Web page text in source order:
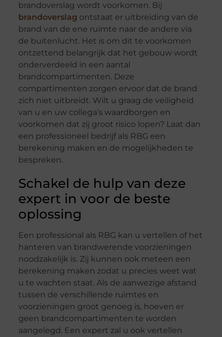
brandoverslag wordt voorkomen. Bij
brandoverslag ontstaat er uitbreiding van de
brand van de ene ruimte naar de andere via
de buitenlucht. Het is om dit te voorkomen
ontzettend belangrijk dat het gebouw wordt
onderverdeeld in een aantal
brandcompartimenten. Deze
compartimenten zorgen ervoor dat de brand
zich niet uitbreidt. Wilt u graag de veiligheid
van u en uw collega’s waardborgen en
voorkomen dat zij groot risico lopen? Laat dan
een professioneel bedrijf als RBG een
berekening maken en de mogelijkheden te
bespreken.
Schakel de hulp van deze
expert in voor de beste
oplossing
Een professional als RBG kan u vertellen of het
hanteren van brandwerende voorzieningen
noodzakelijk is. Zij kunnen ook meteen een
berekening maken zodat u precies weet wat
u te wachten staat. Als de aanwezige afstand
tussen de verschillende ruimtes en
voorzieningen groot genoeg is, hoeven er
geen brandcompartimenten te worden
aangelegd. Een expert zal u ook vertellen